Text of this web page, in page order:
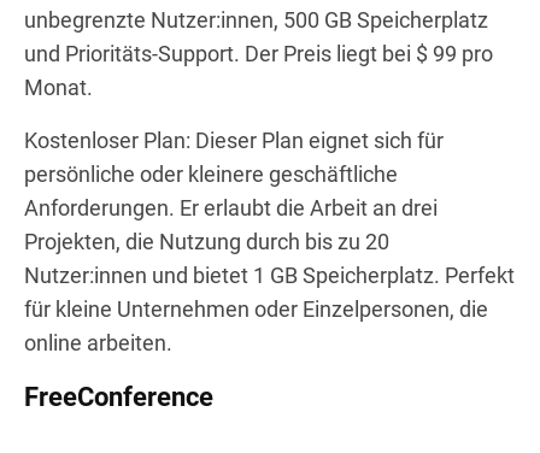
unbegrenzte Nutzer:innen, 500 GB Speicherplatz
und Prioritäts-Support. Der Preis liegt bei $ 99 pro
Monat.
Kostenloser Plan: Dieser Plan eignet sich für
persönliche oder kleinere geschäftliche
Anforderungen. Er erlaubt die Arbeit an drei
Projekten, die Nutzung durch bis zu 20
Nutzer:innen und bietet 1 GB Speicherplatz. Perfekt
für kleine Unternehmen oder Einzelpersonen, die
online arbeiten.
FreeConference